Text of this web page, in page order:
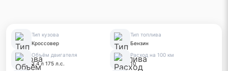
Тип кузова
Кроссовер
Тип топлива
Бензин
Объём двигателя
2.4 л 175 л.с.
Расход на 100 км
10